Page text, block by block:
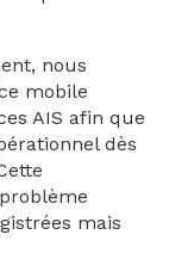
nous
mobile
AIS afin que
dès
mais